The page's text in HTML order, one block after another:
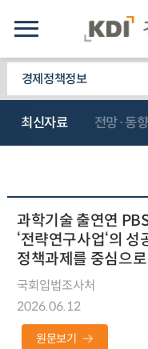
경제정책정보
최신자료 전망·동향
과학기술 출연연
‘전략연구사업‘의
정책과제를 중심으로
국회입법조사처
2026.06.12
원문보기